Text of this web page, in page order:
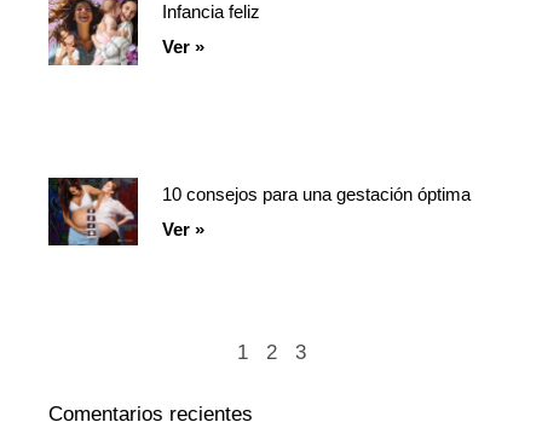
Infancia feliz
Ver »
10 consejos para una gestación óptima
Ver »
1 2 3
Comentarios recientes